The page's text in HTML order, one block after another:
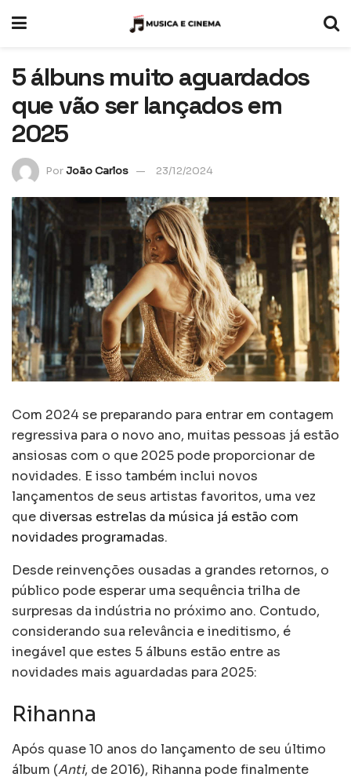
5 álbuns muito aguardados
que vão ser lançados em
2025
PorJoão Carlos 23/12/2024
Com 2024 se preparando para entrar em contagem
regressiva para o novo ano, muitas pessoas já estão
ansiosas com o que 2025 pode proporcionar de
novidades. E isso também inclui novos
lançamentos de seus artistas favoritos, uma vez
que diversas estrelas da música já estão com
novidades programadas.
Desde reinvenções ousadas a grandes retornos, o
público pode esperar uma sequência trilha de
surpresas da indústria no próximo ano. Contudo,
considerando sua relevância e ineditismo, é
inegável que estes 5 álbuns estão entre as
novidades mais aguardadas para 2025:
Rihanna
Após quase 10 anos do lançamento de seu último
álbum (Anti, de 2016), Rihanna pode finalmente